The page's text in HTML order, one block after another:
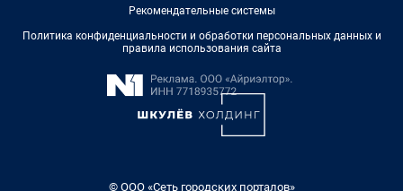
Рекомендательные системы
Политика конфиденциальности и обработки персональных данных и
правила использования сайта
© ООО «Сеть городских порталов»